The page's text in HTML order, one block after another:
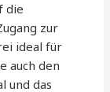
die
zur
ideal für
auch den
und das